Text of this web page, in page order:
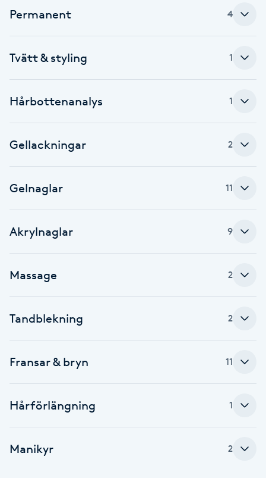
F
Faceliftmassage
Fettreducering
Fillers
Fotsvamp
Fotvård
Fransfärgning
Fransförlängning
Permanent 4
Tvätt & styling 1
Hårbottenanalys 1
Gellackningar 2
Gelnaglar 11
Akrylnaglar 9
Massage 2
Tandblekning 2
Fransar & bryn 11
Hårförlängning 1
Manikyr 2